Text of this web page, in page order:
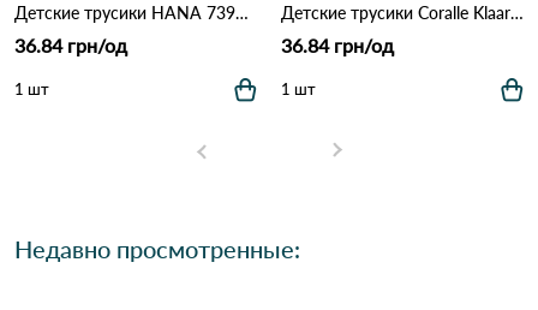
Детские трусики HANA 7393 Различные цвета
36.84 грн/од
1 шт
Детские трусики Coralle Klaare 60094 Различные цвета
36.84 грн/од
1 шт
Недавно просмотренные: